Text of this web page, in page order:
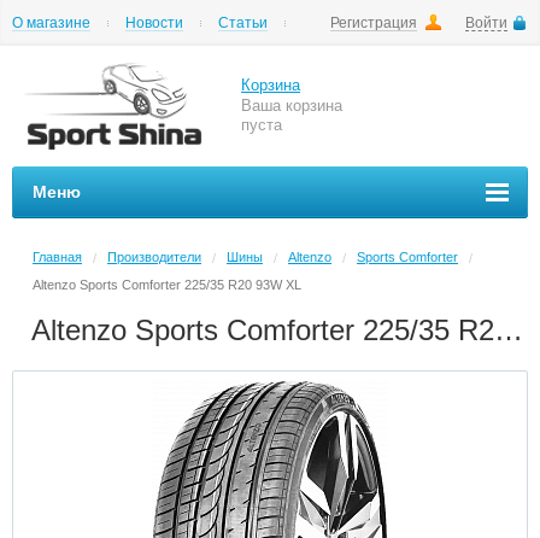
Регистрация Войти
О магазине Новости
Статьи
Корзина
Ваша корзина
пуста
Меню
Главная / Производители / Шины / Altenzo / Sports Comforter
/
Altenzo Sports Comforter 225/35 R20 93W XL
Altenzo Sports Comforter 225/35 R20 93W XL